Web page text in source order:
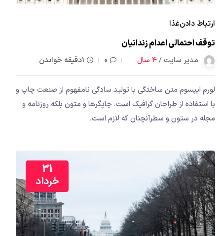
ارتباط دادنغذا
توقف احتمالی اعدام زندانیان
مدیر سایت /4 سال 0 1دقیقه خواندن
لورم ایپسوم متن ساختگی با تولید سادگی نامفهوم از صنعت چاپ و
با استفاده از طراحان گرافیک است. چاپگرها و متون بلکه روزنامه و
مجله در ستون و سطرآنچنان که لازم است.
31
خرداد